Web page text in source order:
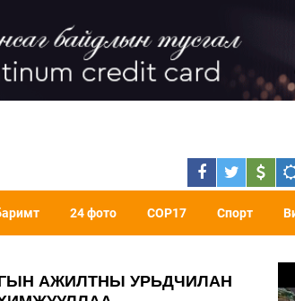
24 фото COP17 Спорт
АЖИЛТНЫ УРЬДЧИЛАН